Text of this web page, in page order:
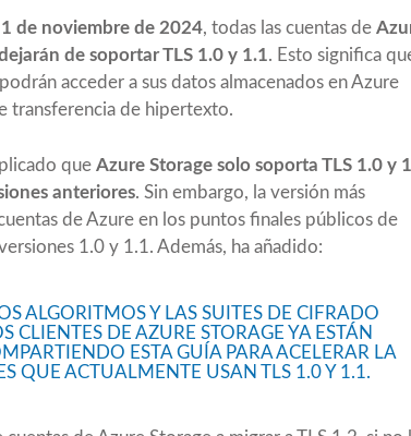
de noviembre de 2024, todas las cuentas de
de soportar TLS 1.0 y 1.1. Esto significa
acceder a sus datos almacenados en Azure
transferencia de hipertexto.
que Azure Storage solo soporta TLS 1.0 y
anteriores. Sin embargo, la versión más
de Azure en los puntos finales públicos de
1.0 y 1.1. Además, ha añadido:
ALGORITMOS Y LAS SUITES DE CIFRADO
CLIENTES DE AZURE STORAGE YA ESTÁN
ESTA GUÍA PARA ACELERAR LA
QUE ACTUALMENTE USAN TLS 1.0 Y 1.1.